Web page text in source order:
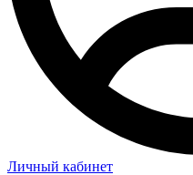
Личный кабинет